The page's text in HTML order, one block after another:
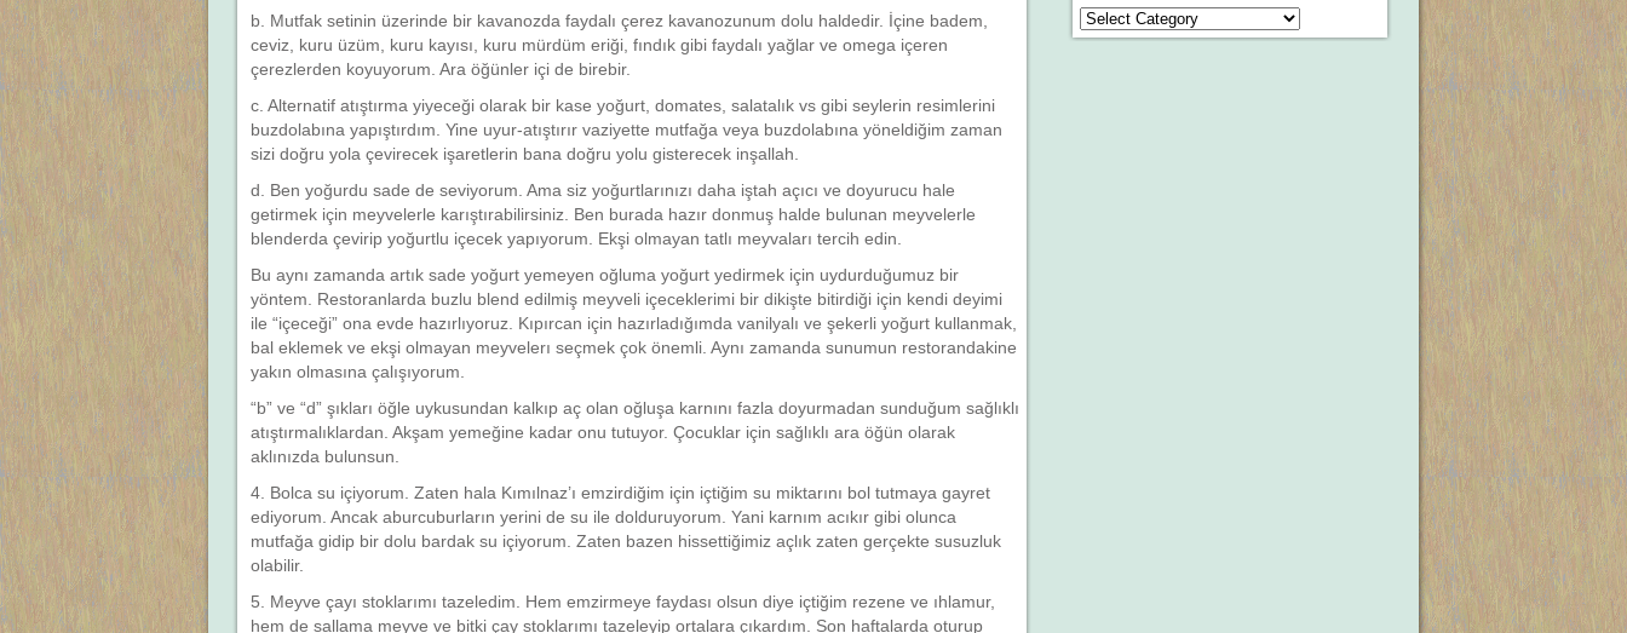
b. Mutfak setinin üzerinde bir kavanozda faydalı çerez kavanozunum dolu haldedir. İçine badem,
ceviz, kuru üzüm, kuru kayısı, kuru mürdüm eriği, fındık gibi faydalı yağlar ve omega içeren
çerezlerden koyuyorum. Ara öğünler içi de birebir.
c. Alternatif atıştırma yiyeceği olarak bir kase yoğurt, domates, salatalık vs gibi seylerin resimlerini
buzdolabına yapıştırdım. Yine uyur-atıştırır vaziyette mutfağa veya buzdolabına yöneldiğim zaman
sizi doğru yola çevirecek işaretlerin bana doğru yolu gisterecek inşallah.
d. Ben yoğurdu sade de seviyorum. Ama siz yoğurtlarınızı daha iştah açıcı ve doyurucu hale
getirmek için meyvelerle karıştırabilirsiniz. Ben burada hazır donmuş halde bulunan meyvelerle
blenderda çevirip yoğurtlu içecek yapıyorum. Ekşi olmayan tatlı meyvaları tercih edin.
Bu aynı zamanda artık sade yoğurt yemeyen oğluma yoğurt yedirmek için uydurduğumuz bir
yöntem. Restoranlarda buzlu blend edilmiş meyveli içeceklerimi bir dikişte bitirdiği için kendi deyimi
ile “içeceği” ona evde hazırlıyoruz. Kıpırcan için hazırladığımda vanilyalı ve şekerli yoğurt kullanmak,
bal eklemek ve ekşi olmayan meyvelerı seçmek çok önemli. Aynı zamanda sunumun restorandakine
yakın olmasına çalışıyorum.
“b” ve “d” şıkları öğle uykusundan kalkıp aç olan oğluşa karnını fazla doyurmadan sunduğum sağlıklı
atıştırmalıklardan. Akşam yemeğine kadar onu tutuyor. Çocuklar için sağlıklı ara öğün olarak
aklınızda bulunsun.
4. Bolca su içiyorum. Zaten hala Kımılnaz’ı emzirdiğim için içtiğim su miktarını bol tutmaya gayret
ediyorum. Ancak aburcuburların yerini de su ile dolduruyorum. Yani karnım acıkır gibi olunca
mutfağa gidip bir dolu bardak su içiyorum. Zaten bazen hissettiğimiz açlık zaten gerçekte susuzluk
olabilir.
5. Meyve çayı stoklarımı tazeledim. Hem emzirmeye faydası olsun diye içtiğim rezene ve ıhlamur,
hem de sallama meyve ve bitki çay stoklarımı tazeleyip ortalara çıkardım. Son haftalarda oturup
Konular